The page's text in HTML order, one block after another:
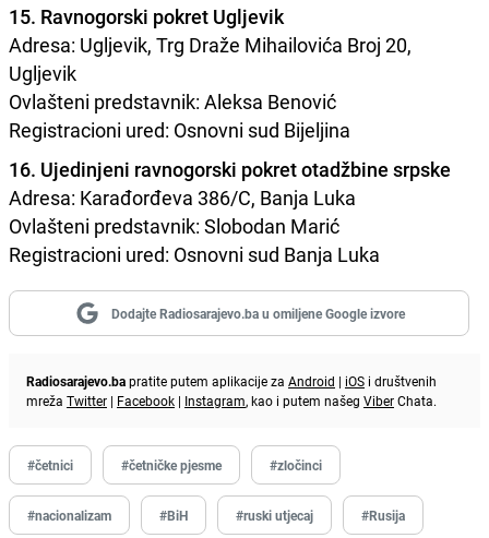
15. Ravnogorski pokret Ugljevik
Adresa: Ugljevik, Trg Draže Mihailovića Broj 20,
Ugljevik
Ovlašteni predstavnik: Aleksa Benović
Registracioni ured: Osnovni sud Bijeljina
16. Ujedinjeni ravnogorski pokret otadžbine srpske
Adresa: Karađorđeva 386/C, Banja Luka
Ovlašteni predstavnik: Slobodan Marić
Registracioni ured: Osnovni sud Banja Luka
Dodajte Radiosarajevo.ba u omiljene Google izvore
Radiosarajevo.bapratite putem aplikacije za Android | iOS i društvenih
mreža Twitter | Facebook | Instagram, kao i putem našeg ViberChata.
#četnici #četničke pjesme #zločinci
#nacionalizam #BiH #ruski utjecaj #Rusija